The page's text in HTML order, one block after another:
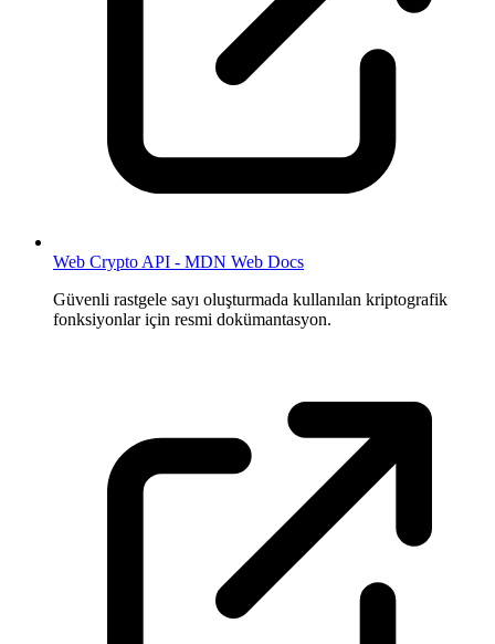
Web Crypto API - MDN Web Docs
Güvenli rastgele sayı oluşturmada kullanılan kriptografik
fonksiyonlar için resmi dokümantasyon.